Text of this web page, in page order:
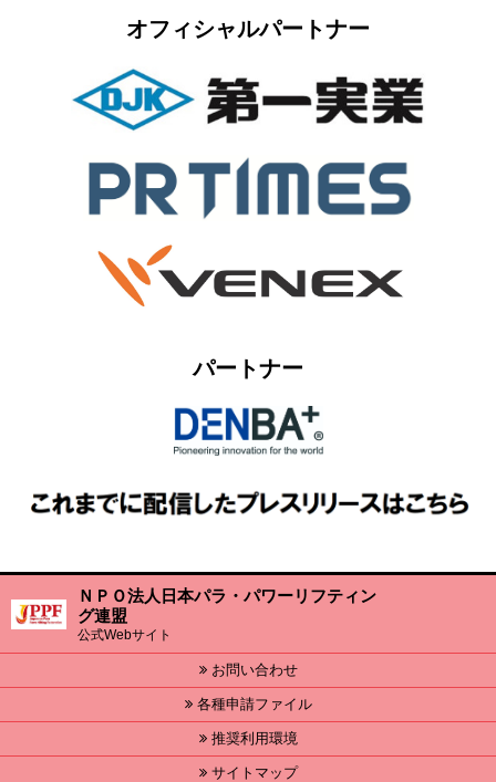
オフィシャルパートナー
パートナー
ＮＰＯ法人日本パラ・パワーリフティン
グ連盟
公式Webサイト
お問い合わせ
各種申請ファイル
推奨利用環境
サイトマップ